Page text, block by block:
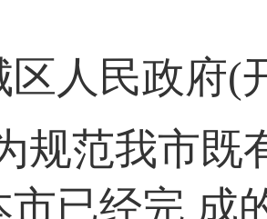
区人民政府(
规范我市既
市已经完 成